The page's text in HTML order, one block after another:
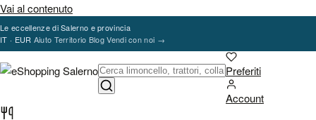
Vai al contenuto
Le eccellenze di Salerno e provincia
IT · EUR Aiuto Territorio BlogVendi con noi →
Preferiti
Account